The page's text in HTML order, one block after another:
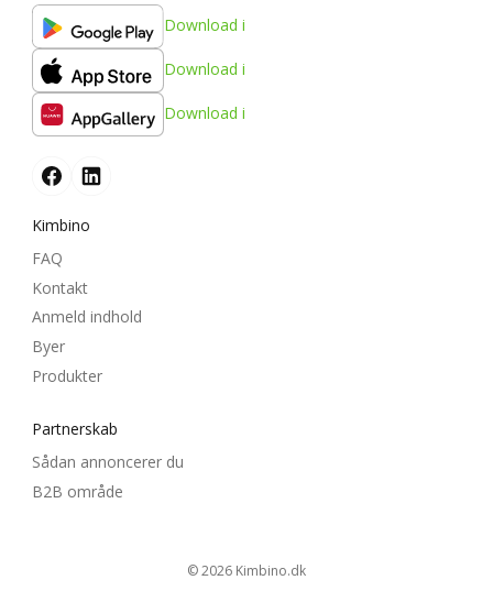
Download i
Download i
Download i
Kimbino
FAQ
Kontakt
Anmeld indhold
Byer
Produkter
Partnerskab
Sådan annoncerer du
B2B område
© 2026
kimbino.dk